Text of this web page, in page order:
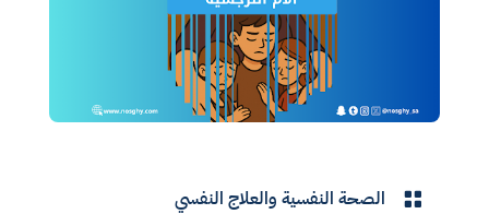
 الصحة النفسية والعلاج النفسي